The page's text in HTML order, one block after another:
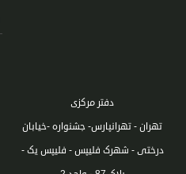
دفتر مرکزی
تهران - تهرانپارس- جشنواره -خیابان
درختی - شهرک فلیپس - فلیپس یک -